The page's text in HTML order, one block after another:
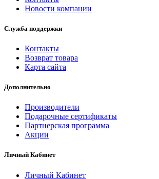
Новости компании
Служба поддержки
Контакты
Возврат товара
Карта сайта
Дополнительно
Производители
Подарочные сертификаты
Партнерская программа
Акции
Личный Кабинет
Личный Кабинет